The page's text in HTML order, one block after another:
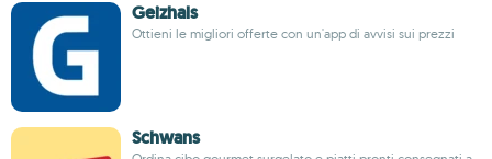
Geizhals
Ottieni le migliori offerte con un'app di avvisi sui prezzi
Schwans